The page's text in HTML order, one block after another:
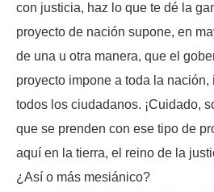
con justicia, haz lo que te dé la
proyecto de nación supone, en
de una u otra manera, que el
proyecto impone a toda la
todos los ciudadanos. ¡Cuidado,
que se prenden con ese tipo de
aquí en la tierra, el reino de la
¿Así o más mesiánico?